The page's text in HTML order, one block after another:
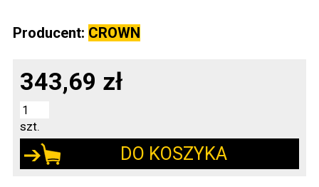
Producent: CROWN
343,69 zł
szt.
DO KOSZYKA